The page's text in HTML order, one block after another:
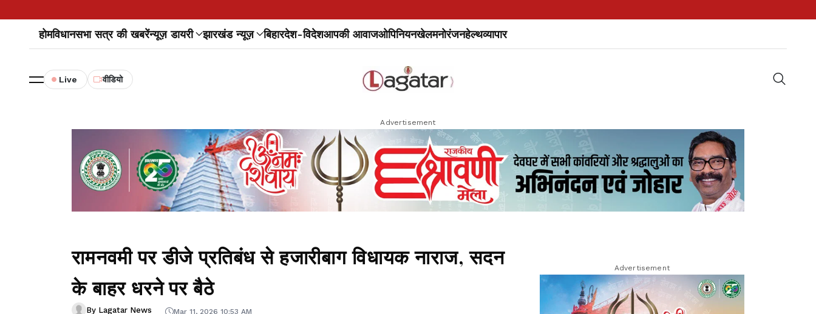
होमविधानसभा सत्र की खबरेंन्यूज़ डायरी झारखंड न्यूज़ बिहारदेश-विदेशआपकी आवाजओपिनियनखेलमनोरंजनहेल्थव्यापार
Live वीडियो
Advertisement
रामनवमी पर डीजे प्रतिबंध से हजारीबाग विधायक नाराज, सदन
के बाहर धरने पर बैठे
By Lagatar News Mar 11, 2026 10:53 AM
Advertisement